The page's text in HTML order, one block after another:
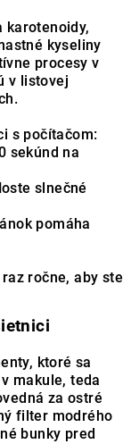
karotenoidy,
kyseliny
procesy v
v listovej
s počítačom:
sekúnd na
slnečné
pomáha
ročne, aby ste
ktoré sa
makule, teda
za ostré
filter modrého
bunky pred